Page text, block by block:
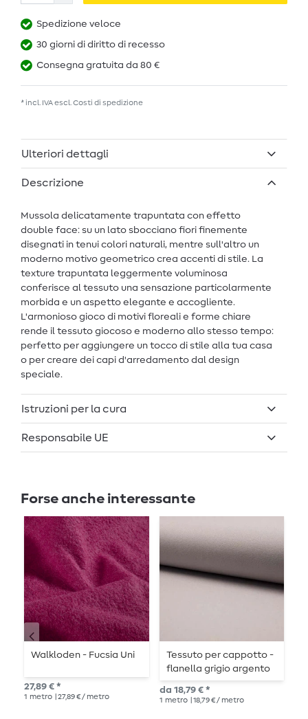
Spedizione veloce
30 giorni di diritto di recesso
Consegna gratuita da 80 €
* incl. IVA escl.Costi di spedizione
Ulteriori dettagli
Descrizione
Mussola delicatamente trapuntata con effetto
double face: su un lato sbocciano fiori finemente
disegnati in tenui colori naturali, mentre sull'altro un
moderno motivo geometrico crea accenti di stile. La
texture trapuntata leggermente voluminosa
conferisce al tessuto una sensazione particolarmente
morbida e un aspetto elegante e accogliente.
L'armonioso gioco di motivi floreali e forme chiare
rende il tessuto giocoso e moderno allo stesso tempo:
perfetto per aggiungere un tocco di stile alla tua casa
o per creare dei capi d'arredamento dal design
speciale.
Istruzioni per la cura
Responsabile UE
Forse anche interessante
Walkloden - Fucsia Uni
27,89 € *
1 metro | 27,89 € / metro
Tessuto per cappotto -
flanella grigio argento
tinta unita
da 18,79 € *
1 metro | 18,79 € / metro